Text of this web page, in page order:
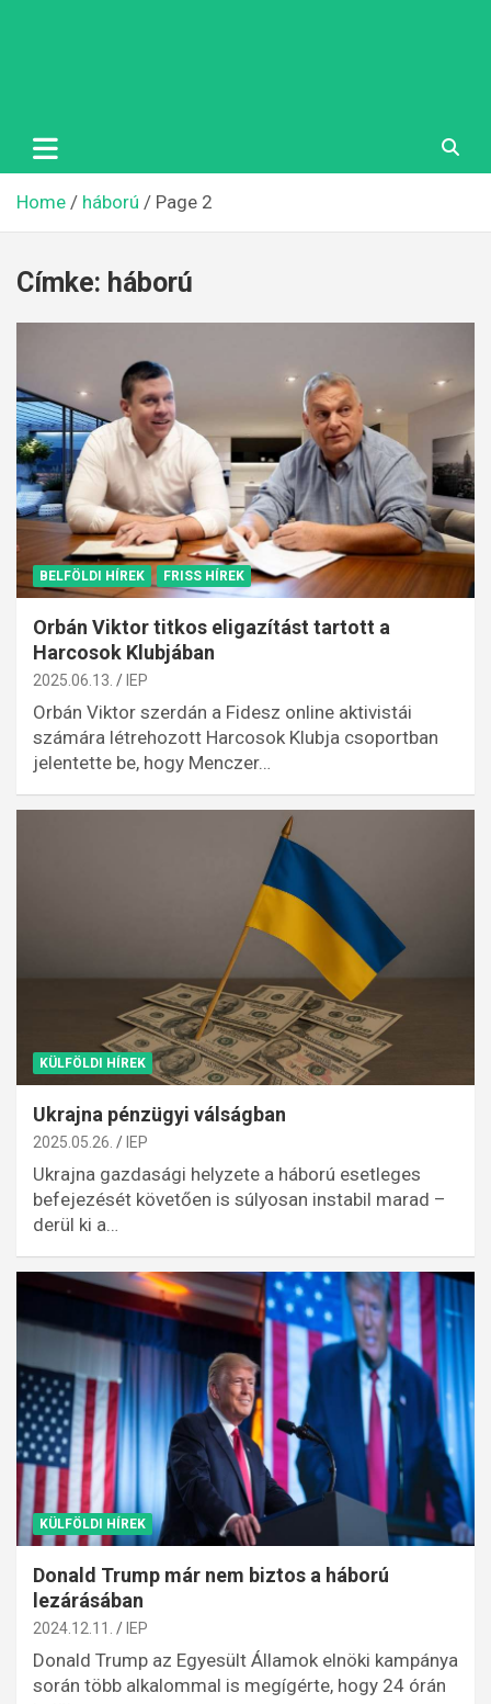
Home háború Page 2
Címke: háború
BELFÖLDI HÍREK FRISS HÍREK
Orbán Viktor titkos eligazítást tartott a
Harcosok Klubjában
2025.06.13. IEP
Orbán Viktor szerdán a Fidesz online aktivistái
számára létrehozott Harcosok Klubja csoportban
jelentette be, hogy Menczer…
KÜLFÖLDI HÍREK
Ukrajna pénzügyi válságban
2025.05.26. IEP
Ukrajna gazdasági helyzete a háború esetleges
befejezését követően is súlyosan instabil marad –
derül ki a…
KÜLFÖLDI HÍREK
Donald Trump már nem biztos a háború
lezárásában
2024.12.11. IEP
Donald Trump az Egyesült Államok elnöki kampánya
során több alkalommal is megígérte, hogy 24 órán